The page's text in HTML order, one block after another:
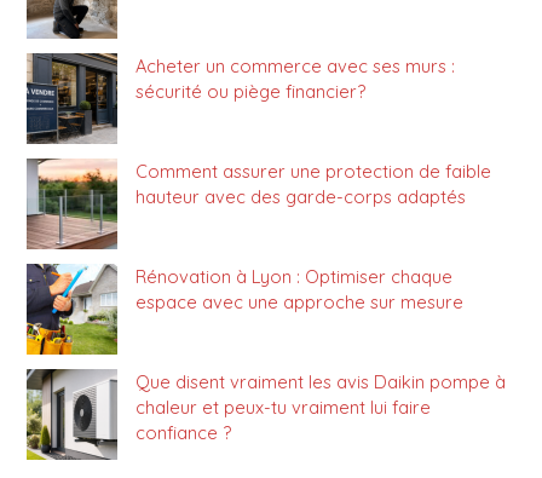
Acheter un commerce avec ses murs :
sécurité ou piège financier?
Comment assurer une protection de faible
hauteur avec des garde-corps adaptés
Rénovation à Lyon : Optimiser chaque
espace avec une approche sur mesure
Que disent vraiment les avis Daikin pompe à
chaleur et peux-tu vraiment lui faire
confiance ?